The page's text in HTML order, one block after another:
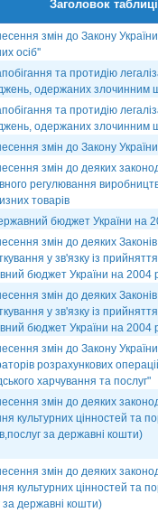
Заголовок
змін до Закону
осіб''
та протидію
одержаних злочинним
та протидію
одержаних злочинним
змін до Закону
змін до деяких
регулювання
товарів
бюджет України на
змін до деяких
у зв'язку із
бюджет України на 2004
змін до деяких
у зв'язку із
бюджет України на 2004
змін до Закону
розрахункових
харчування та послуг"
змін до деяких
культурних цінностей та
за державні кошти)
змін до деяких
культурних цінностей та
за державні кошти)